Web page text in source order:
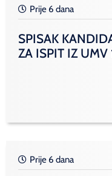
Prije 6 dana
SPISAK
ZA ISPIT IZ
Prije 6 dana